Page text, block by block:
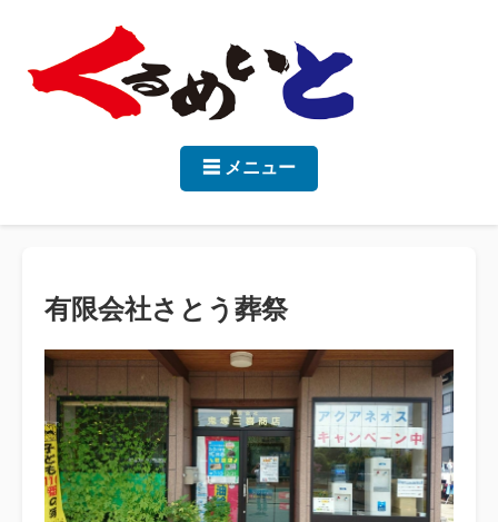
☰ メニュー
有限会社さとう葬祭